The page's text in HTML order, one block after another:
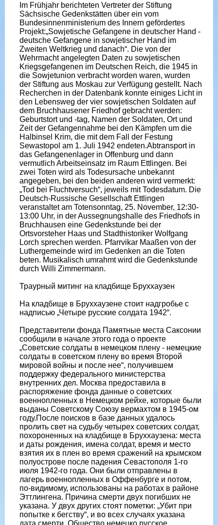
Im Frühjahr berichteten Vertreter der Stiftung
Sächsische Gedenkstätten über ein vom
Bundesinnenministerium des Innern gefördertes
Projekt:„Sowjetische Gefangene in deutscher Hand -
deutsche Gefangene in sowjetischer Hand im
Zweiten Weltkrieg und danach“. Die von der
Wehrmacht angelegten Daten zu sowjetischen
Kriegsgefangenen im Deutschen Reich, die 1945 in
die Sowjetunion verbracht worden waren, wurden
der Stiftung aus Moskau zur Verfügung gestellt. Nach
Recherchen in der Datenbank konnte einiges Licht in
den Lebensweg der vier sowjetischen Soldaten auf
dem Bruchhausener Friedhof gebracht werden:
Geburtstort und -tag, Namen der Soldaten, Ort und
Zeit der Gefangennahme bei den Kämpfen um die
Halbinsel Krim, die mit dem Fall der Festung
Sewastopol am 1. Juli 1942 endeten.Abtransport in
das Gefangenenlager in Offenburg und dann
vermutlich Arbeitseinsatz im Raum Ettlingen. Bei
zwei Toten wird als Todesursache unbekannt
angegeben, bei den beiden anderen wird vermerkt:
„Tod bei Fluchtversuch“, jeweils mit Todesdatum. Die
Deutsch-Russische Gesellschaft Ettlingen
veranstaltet am Totensonntag, 25. November, 12:30-
13:00 Uhr, in der Aussegnungshalle des Friedhofs in
Bruchhausen eine Gedenkstunde bei der
Ortsvorsteher Haas und Stadthistoriker Wolfgang
Lorch sprechen werden. Pfarrvikar Maaßen von der
Luthergemeinde wird im Gedenken an die Toten
beten. Musikalisch umrahmt wird die Gedenkstunde
durch Willi Zimmermann.
Траурный митинг на кладбище Бруххаузен
На кладбище в Бруххаузене стоит надгробье с
надписью „Четыре русские солдата 1942“.
Представители фонда Памятные места Саксонии
сообщили в начале этого года о проекте
„Советские солдаты в немецком плену - немецкие
солдаты в советском плену во время Второй
мировой войны и после нее“, получившем
поддержку федерального министерства
внутренних дел. Москва предоставила в
распоряжение фонда данные о советских
военнопленных в Немецком рейхе, которые были
выданы Советскому Союзу вермахтом в 1945-ом
году.После поисков в базе данных удалось
пролить свет на судьбу четырех советских солдат,
похороненных на кладбище в Бруххаузена: места
и даты рождения, имена солдат, время и место
взятия их в плен во время сражений на крымском
полуострове после падения Севастополя 1-го
июля 1942-го года. Они были отправлены в
лагерь военнопленных в Оффенбурге и потом,
по-видимому, использованы на работах в районе
Эттлингена. Причина смерти двух погибших не
указана. У двух других стоят пометки: „Убит при
попытке к бегству“, и во всех случаях указана
дата смерти. Общество немецко русское